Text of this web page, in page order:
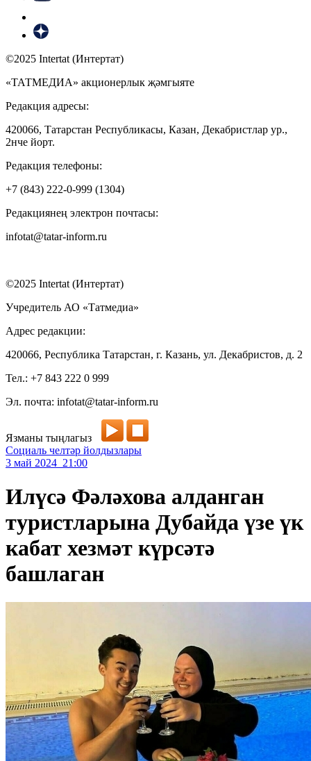
©2025 Intertat (Интертат)
«ТАТМЕДИА» акционерлык җәмгыяте
Редакция адресы:
420066, Татарстан Республикасы, Казан, Декабристлар ур.,
2нче йорт.
Редакция телефоны:
+7 (843) 222-0-999 (1304)
Редакциянең электрон почтасы:
infotat@tatar-inform.ru
©2025 Intertat (Интертат)
Учредитель АО «Татмедиа»
Адрес редакции:
420066, Республика Татарстан, г. Казань, ул. Декабристов, д. 2
Тел.: +7 843 222 0 999
Эл. почта: infotat@tatar-inform.ru
Язманы тыңлагыз
Социаль челтәр йолдызлары
3 май 2024 21:00
Илүсә Фәләхова алданган
туристларына Дубайда үзе үк
кабат хезмәт күрсәтә
башлаган